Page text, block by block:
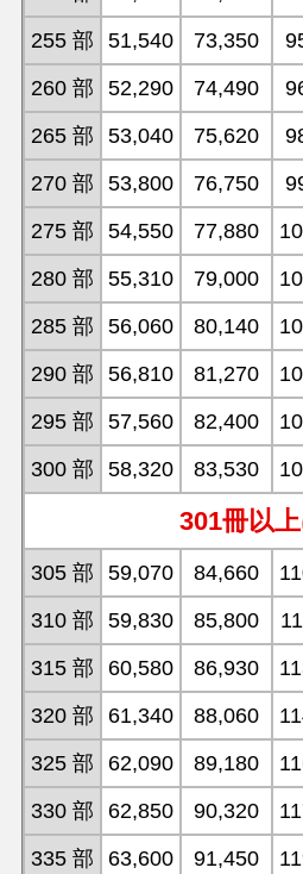
255 部
51,540 73,350
260 部
52,290 74,490
265 部
53,040 75,620
270 部
53,800 76,750
275 部
54,550 77,880
280 部
55,310 79,000
285 部
56,060 80,140
290 部
56,810 81,270
295 部
57,560 82,400
300 部
58,320 83,530
301冊以
305 部 59,070 84,660
310 部
59,830 85,800
315 部
60,580 86,930
320 部
61,340 88,060
325 部
62,090 89,180
330 部
62,850 90,320
335 部
63,600 91,450